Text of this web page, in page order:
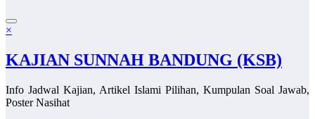
×
KAJIAN SUNNAH BANDUNG (KSB)
Info Jadwal Kajian, Artikel Islami Pilihan, Kumpulan Soal Jawab,
Poster Nasihat